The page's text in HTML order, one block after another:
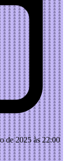
de 2025 às 22:00